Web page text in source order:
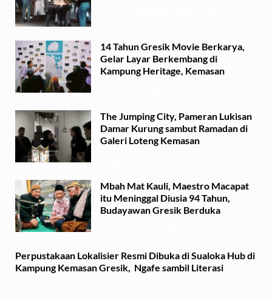
14 Tahun Gresik Movie Berkarya,
Gelar Layar Berkembang di
Kampung Heritage, Kemasan
The Jumping City, Pameran Lukisan
Damar Kurung sambut Ramadan di
Galeri Loteng Kemasan
Mbah Mat Kauli, Maestro Macapat
itu Meninggal Diusia 94 Tahun,
Budayawan Gresik Berduka
Perpustakaan Lokalisier Resmi Dibuka di Sualoka Hub di
Kampung Kemasan Gresik, Ngafe sambil Literasi